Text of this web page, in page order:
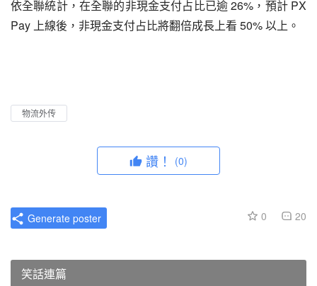
依全聯統計，在全聯的非現金支付占比已逾 26%，預計 PX
Pay 上線後，非現金支付占比將翻倍成長上看 50% 以上。
物流外传
讚！ (0)
0 20
Generate poster
笑話連篇